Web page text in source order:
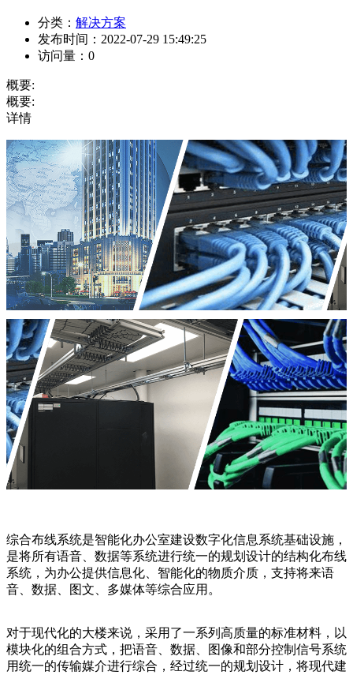
分类： 解决方案
发布时间： 2022-07-29 15:49:25
访问量： 0
概要:
概要:
详情
综合布线系统是智能化办公室建设数字化信息系统基础设施，
是将所有语音、数据等系统进行统一的规划设计的结构化布线
系统，为办公提供信息化、智能化的物质介质，支持将来语
音、数据、图文、多媒体等综合应用。
对于现代化的大楼来说，采用了一系列高质量的标准材料，以
模块化的组合方式，把语音、数据、图像和部分控制信号系统
用统一的传输媒介进行综合，经过统一的规划设计，将现代建